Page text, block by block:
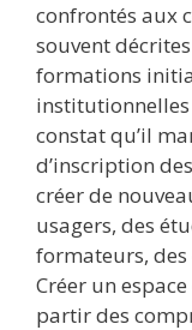
confrontés aux
souvent
formations
institutionnelles
constat qu’il
d’inscription
créer de
usagers, des
formateurs, des
Créer un
partir des